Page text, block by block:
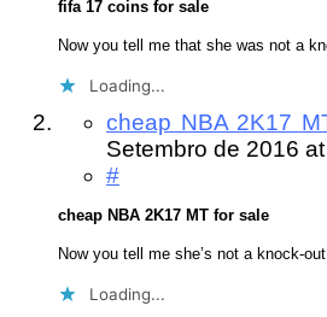
fifa 17 coins for sale
Now you tell me that she was not a
Loading...
cheap NBA 2K17
Setembro de 2016
#
cheap NBA 2K17 MT for sale
Now you tell me she’s not a knock-
Loading...